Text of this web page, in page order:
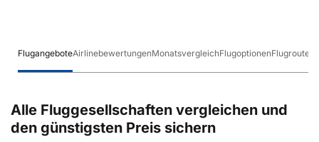
FlugangeboteAirlinebewertungenMonatsvergleichFlugoptionenFlugrouten
Alle Fluggesellschaften vergleichen und
den günstigsten Preis sichern